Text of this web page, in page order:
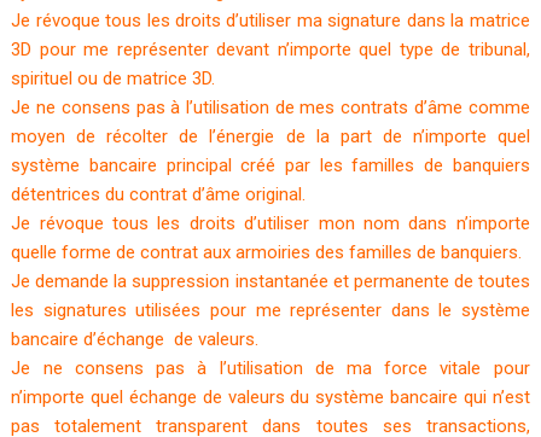
Je révoque tous les droits d’utiliser ma signature dans la matrice
3D pour me représenter devant n’importe quel type de tribunal,
spirituel ou de matrice 3D.
Je ne consens pas à l’utilisation de mes contrats d’âme comme
moyen de récolter de l’énergie de la part de n’importe quel
système bancaire principal créé par les familles de banquiers
détentrices du contrat d’âme original.
Je révoque tous les droits d’utiliser mon nom dans n’importe
quelle forme de contrat aux armoiries des familles de banquiers.
Je demande la suppression instantanée et permanente de toutes
les signatures utilisées pour me représenter dans le système
bancaire d’échange de valeurs.
Je ne consens pas à l’utilisation de ma force vitale pour
n’importe quel échange de valeurs du système bancaire qui n’est
pas totalement transparent dans toutes ses transactions,